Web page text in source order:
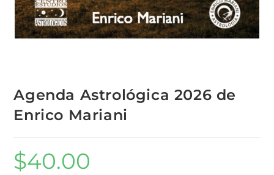
Agenda Astrológica 2026 de
Enrico Mariani
$40.00